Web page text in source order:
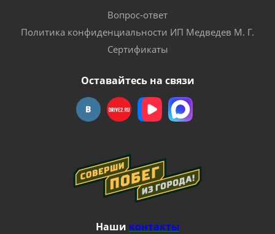
Вопрос-ответ
Политика конфиденциальности ИП Медведев М. Г.
Сертификаты
Оставайтесь на связи
Наши контакты